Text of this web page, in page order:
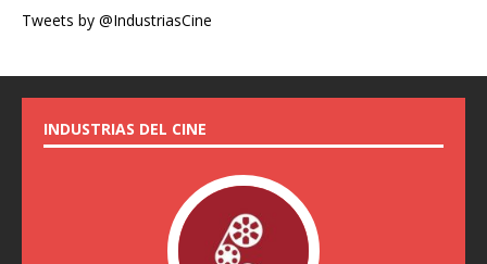
Tweets by @IndustriasCine
INDUSTRIAS DEL CINE